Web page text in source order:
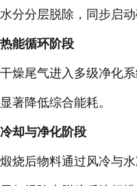
水分分层脱除，同步启动
热能循环阶段
干燥尾气进入多级净化
显著降低综合能耗。
冷却与净化阶段
煅烧后物料通过风冷与